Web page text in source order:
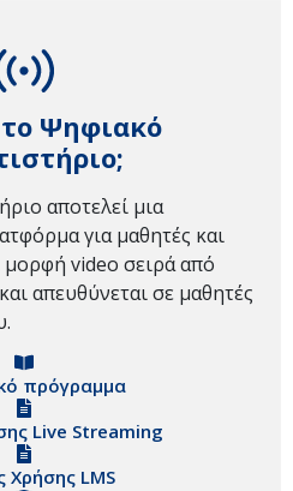
το Ψηφιακό
αποτελεί μια
για μαθητές και
μορφή video σειρά από
απευθύνεται σε μαθητές
πρόγραμμα
Live Streaming
Χρήσης LMS